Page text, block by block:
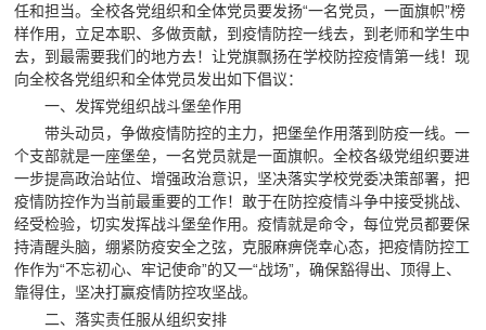
任和担当。全校各党组织和全体党员要发扬“一名党员，一面旗帜”榜
样作用，立足本职、多做贡献，到疫情防控一线去，到老师和学生中
去，到最需要我们的地方去！让党旗飘扬在学校防控疫情第一线！现
向全校各党组织和全体党员发出如下倡议：
一、发挥党组织战斗堡垒作用
带头动员，争做疫情防控的主力，把堡垒作用落到防疫一线。一
个支部就是一座堡垒，一名党员就是一面旗帜。全校各级党组织要进
一步提高政治站位、增强政治意识，坚决落实学校党委决策部署，把
疫情防控作为当前最重要的工作！敢于在防控疫情斗争中接受挑战、
经受检验，切实发挥战斗堡垒作用。疫情就是命令，每位党员都要保
持清醒头脑，绷紧防疫安全之弦，克服麻痹侥幸心态，把疫情防控工
作作为“不忘初心、牢记使命”的又一“战场”，确保豁得出、顶得上、
靠得住，坚决打赢疫情防控攻坚战。
二、落实责任服从组织安排